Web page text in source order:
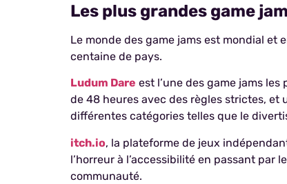
Les plus grandes game
Le monde des game jams est mondial et
centaine de pays.
Ludum Dare est l’une des game jams
de 48 heures avec des règles strictes, et
différentes catégories telles que le
itch.io, la plateforme de jeux
l’horreur à l’accessibilité en passant par
communauté.